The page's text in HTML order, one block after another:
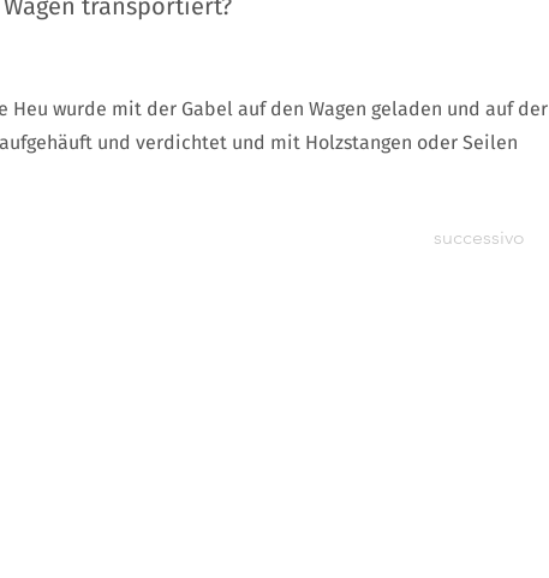
transportiert?
Heu wurde mit der Gabel auf den Wagen geladen und auf der
und verdichtet und mit Holzstangen oder Seilen
successivo